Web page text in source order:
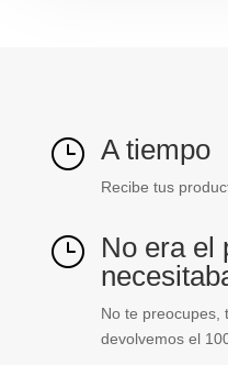
} A tiempo
Recibe tus
} No era el
No te preocupes,
devolvemos el